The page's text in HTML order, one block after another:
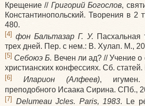
Крещение // Григорий Богослов,
Константинопольский. Творения в 2
480.
[4] фон Бальтазар Г. У. Пасхальная
трех дней. Пер. с нем.: В. Хулап. М.,
[5] Себоюэ Б. Вечен ли ад? // Учение
христианских конфессиях. Сб.
[6] Иларион (Алфеев),
преподобного Исаака Сирина. СПб.,
[7] Delumeau Jсles. Paris, 1983. Le